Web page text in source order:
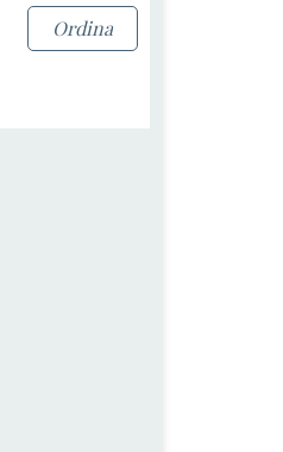
Ordina